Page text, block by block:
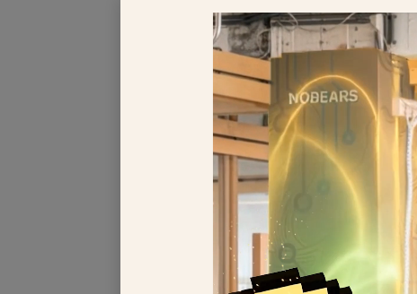
2.
non-
eigen
hoeverre
wanneer jij
misschien
(onbewust)